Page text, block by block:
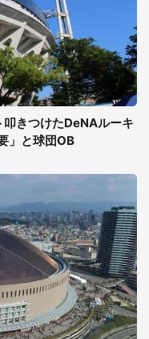
きつけたDeNAルーキ
」と球団OB